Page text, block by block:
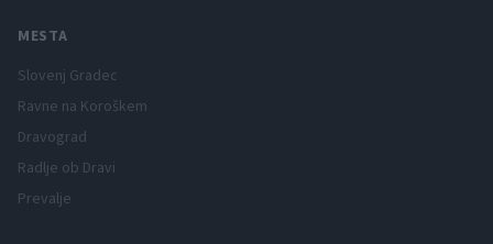
MESTA
Slovenj Gradec
Ravne na Koroškem
Dravograd
Radlje ob Dravi
Prevalje